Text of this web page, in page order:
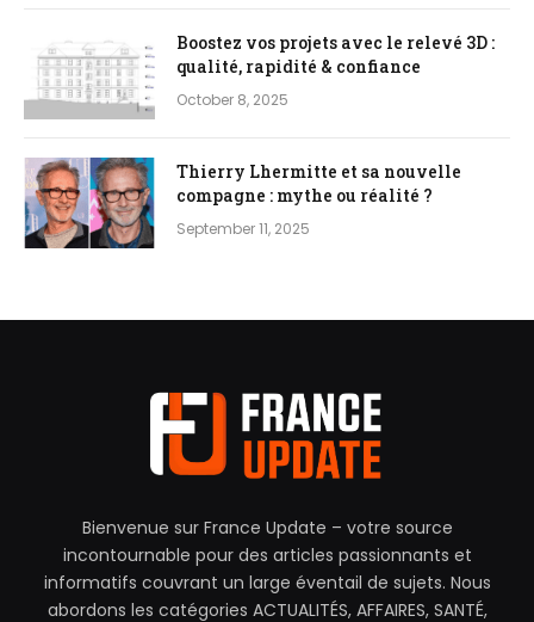
Boostez vos projets avec le relevé 3D :
qualité, rapidité & confiance
October 8, 2025
Thierry Lhermitte et sa nouvelle
compagne : mythe ou réalité ?
September 11, 2025
Bienvenue sur France Update – votre source
incontournable pour des articles passionnants et
informatifs couvrant un large éventail de sujets. Nous
abordons les catégories ACTUALITÉS, AFFAIRES, SANTÉ,